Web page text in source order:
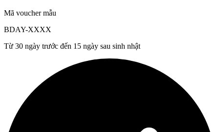
Mã voucher mẫu
BDAY-XXXX
Từ 30 ngày trước đến 15 ngày sau sinh nhật